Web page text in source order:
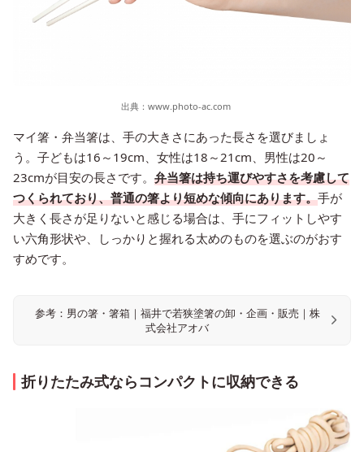
出典： www.photo-ac.com
マイ箸・弁当箸は、手の大きさにあった長さを選びましょ
う。子どもは16～19cm、女性は18～21cm、男性は20～
23cmが目安の長さです。 弁当箸は持ち運びやすさを考慮して
つくられており、普通の箸より短めな傾向にあります。手が
大きく長さが足りないと感じる場合は、手にフィットしやす
い六角形状や、しっかりと握れる太めのものを選ぶのがおす
すめです。
参考：男の箸・箸箱｜福井で若狭塗箸の卸・企画・販売｜株
式会社アオバ
折りたたみ式ならコンパクトに収納できる